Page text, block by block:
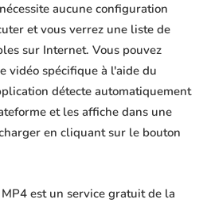
aucune configuration
et vous verrez une liste de
sur Internet. Vous pouvez
vidéo spécifique à l'aide du
détecte automatiquement
et les affiche dans une
en cliquant sur le bouton
est un service gratuit de la